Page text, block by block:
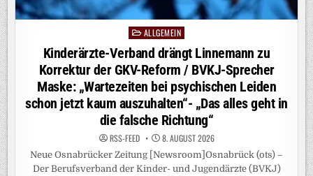
Posted
in
ALLGEMEIN
Kinderärzte-Verband drängt Linnemann zu
Korrektur der GKV-Reform / BVKJ-Sprecher
Maske: „Wartezeiten bei psychischen Leiden
schon jetzt kaum auszuhalten“- „Das alles geht in
die falsche Richtung“
RSS-FEED 8. AUGUST 2026
Neue Osnabrücker Zeitung [Newsroom]Osnabrück (ots) –
Der Berufsverband der Kinder- und Jugendärzte (BVKJ)